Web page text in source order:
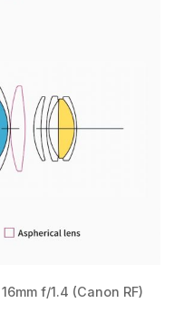
f/1.4 (Canon RF)